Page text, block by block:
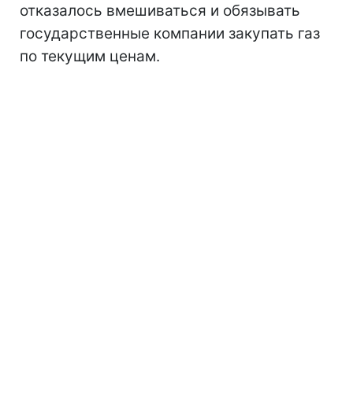
отказалось вмешиваться и обязывать
государственные компании закупать газ
по текущим ценам.